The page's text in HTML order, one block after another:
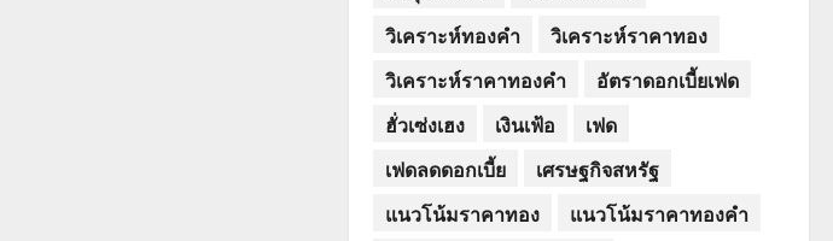
วิเคราะห์ทองคำ
วิเคราะห์ราคาทอง
วิเคราะห์ราคาทองคำ
อัตราดอกเบี้ยเฟด
ฮั่วเซ่งเฮง
เงินเฟ้อ
เฟด
เฟดลดดอกเบี้ย
เศรษฐกิจสหรัฐ
แนวโน้มราคาทอง
แนวโน้มราคาทองคำ